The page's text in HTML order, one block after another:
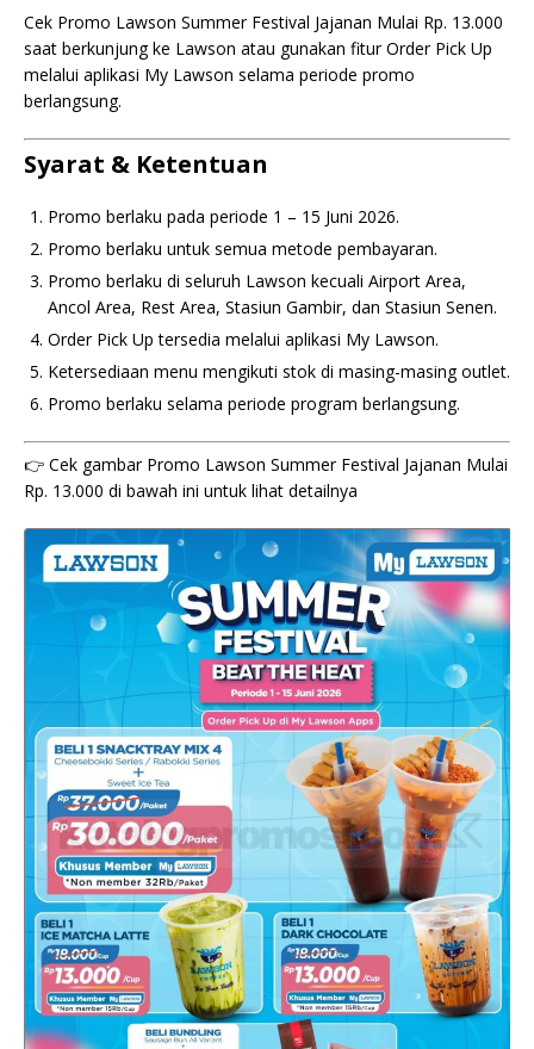
Cek Promo Lawson Summer Festival Jajanan Mulai Rp. 13.000
saat berkunjung ke Lawson atau gunakan fitur Order Pick Up
melalui aplikasi My Lawson selama periode promo
berlangsung.
Syarat & Ketentuan
Promo berlaku pada periode 1 – 15 Juni 2026.
Promo berlaku untuk semua metode pembayaran.
Promo berlaku di seluruh Lawson kecuali Airport Area,
Ancol Area, Rest Area, Stasiun Gambir, dan Stasiun Senen.
Order Pick Up tersedia melalui aplikasi My Lawson.
Ketersediaan menu mengikuti stok di masing-masing outlet.
Promo berlaku selama periode program berlangsung.
👉 Cek gambar Promo Lawson Summer Festival Jajanan Mulai
Rp. 13.000 di bawah ini untuk lihat detailnya